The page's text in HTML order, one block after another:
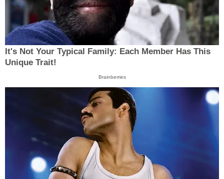
It's Not Your Typical Family: Each Member Has This
Unique Trait!
Brainberries